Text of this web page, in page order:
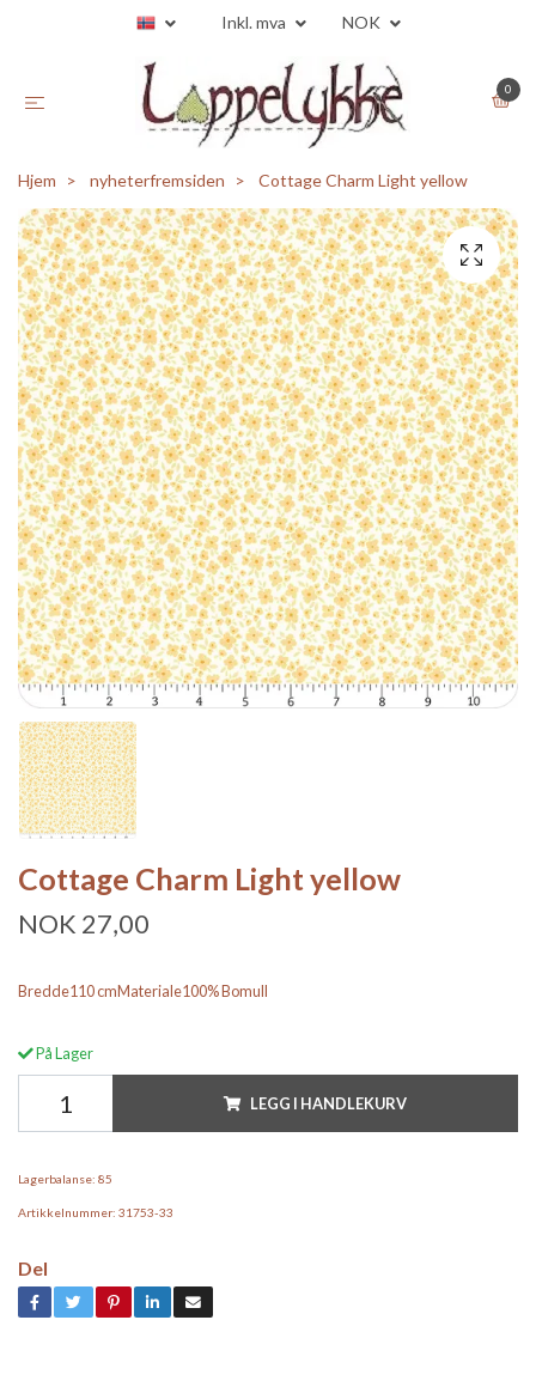
Inkl. mva NOK
0
Hjem nyheterfremsiden Cottage Charm Light yellow
Cottage Charm Light yellow
NOK 27,00
Bredde110 cmMateriale100% Bomull
På Lager
LEGG I HANDLEKURV
Lagerbalanse: 85
Artikkelnummer: 31753-33
Del